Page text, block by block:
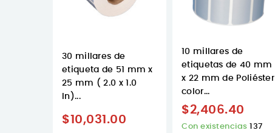
30 millares de
etiqueta de 51 mm x
25 mm ( 2.0 x 1.0
In)...
$10,031.00
10 millares de
etiquetas de 40 mm
x 22 mm de Poliéster
color...
$2,406.40
Con existencias
137